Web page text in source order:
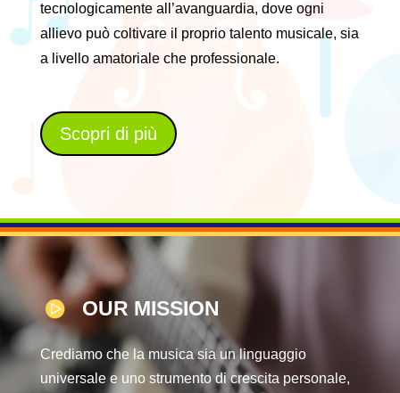
tecnologicamente all’avanguardia, dove ogni
allievo può coltivare il proprio talento musicale, sia
a livello amatoriale che professionale.
Scopri di più
OUR MISSION
Crediamo che la musica sia un linguaggio
universale e uno strumento di crescita personale,